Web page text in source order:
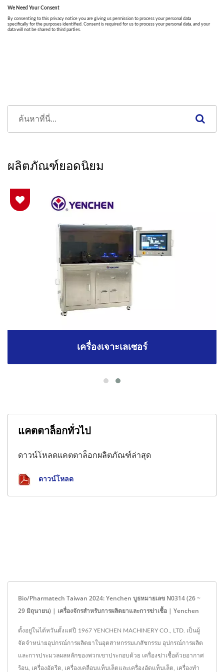
ผลิตภัณฑ์ยอดนิยม
เครื่องเจาะเลเซอร์
แคตตาล็อกทั่วไป
ดาวน์โหลดแคตตาล็อกผลิตภัณฑ์ล่าสุด
ดาวน์โหลด
Bio/Pharmatech Taiwan 2024: Yenchen บูธหมายเลข N0314 (26 ~
29 มิถุนายน) | เครื่องจักรสำหรับการผลิตยาและการฆ่าเชื้อ | Yenchen
ตั้งอยู่ในไต้หวันตั้งแต่ปี 1967 YENCHEN MACHINERY CO., LTD. เป็นผู้
จัดจำหน่ายอุปกรณ์การผลิตยาในอุตสาหกรรมเภสัชกรรม อุปกรณ์การผลิต
และการประมวลผลหลักของพวกเขาประกอบด้วย เครื่องฆ่าเชื้อด้วยอากาศ
ร้อน, เครื่องอัดรีด, เครื่องเคลือบแท็บเล็ตและเครื่องอัดแท็บเล็ต, เครื่องทำ